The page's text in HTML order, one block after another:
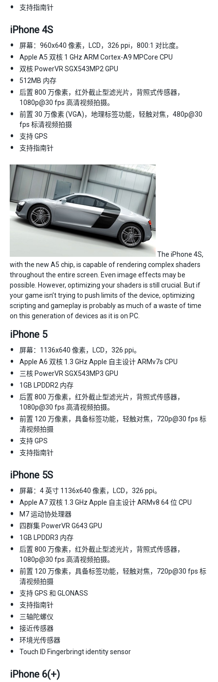
支持指南针
iPhone 4S
屏幕：960x640 像素，LCD，326 ppi，800:1 对比度。
Apple A5 双核 1 GHz ARM Cortex-A9 MPCore CPU
双核 PowerVR SGX543MP2 GPU
512MB 内存
后置 800 万像素，红外截止型滤光片，背照式传感器，
1080p@30 fps 高清视频拍摄。
前置 30 万像素 (VGA)，地理标签功能，轻触对焦，480p@30
fps 标清视频拍摄
支持 GPS
支持指南针
The iPhone 4S,
with the new A5 chip, is capable of rendering complex shaders
throughout the entire screen. Even image effects may be
possible. However, optimizing your shaders is still crucial. But if
your game isn’t trying to push limits of the device, optimizing
scripting and gameplay is probably as much of a waste of time
on this generation of devices as it is on PC.
iPhone 5
屏幕：1136x640 像素，LCD，326 ppi。
Apple A6 双核 1.3 GHz Apple 自主设计 ARMv7s CPU
三核 PowerVR SGX543MP3 GPU
1GB LPDDR2 内存
后置 800 万像素，红外截止型滤光片，背照式传感器，
1080p@30 fps 高清视频拍摄。
前置 120 万像素，具备标签功能，轻触对焦，720p@30 fps 标
清视频拍摄
支持 GPS
支持指南针
iPhone 5S
屏幕：4 英寸 1136x640 像素，LCD，326 ppi。
Apple A7 双核 1.3 GHz Apple 自主设计 ARMv8 64 位 CPU
M7 运动协处理器
四群集 PowerVR G643 GPU
1GB LPDDR3 内存
后置 800 万像素，红外截止型滤光片，背照式传感器，
1080p@30 fps 高清视频拍摄。
前置 120 万像素，具备标签功能，轻触对焦，720p@30 fps 标
清视频拍摄
支持 GPS 和 GLONASS
支持指南针
三轴陀螺仪
接近传感器
环境光传感器
Touch ID Fingerbringt identity sensor
iPhone 6(+)